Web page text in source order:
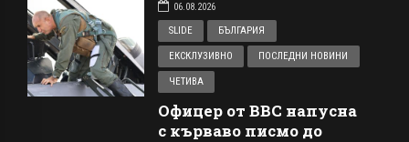
06.08.2026
SLIDE
БЪЛГАРИЯ
ЕКСКЛУЗИВНО ПОСЛЕДНИ НОВИНИ
ЧЕТИВА
Офицер от ВВС напусна
с кърваво писмо до